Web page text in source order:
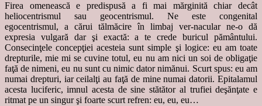
Firea omenească e predispusă a fi mai mărginită chiar decât
heliocentrismul sau geocentrismul. Ne este congenital
egocentrismul, a cărui tălmăcire în limbaj ver-nacular ne-o dă
expresia vulgară dar şi exactă: a te crede buricul pământului.
Consecinţele concepţiei acesteia sunt simple şi logice: eu am toate
drepturile, mie mi se cuvine totul, eu nu am nici un soi de obligaţie
faţă de nimeni, eu nu sunt cu nimic dator nimănui. Scurt spus: eu am
numai drepturi, iar ceilalţi au faţă de mine numai datorii. Epitalamul
acesta luciferic, imnul acesta de sine stătător al trufiei deşănţate e
ritmat pe un singur şi foarte scurt refren: eu, eu, eu…